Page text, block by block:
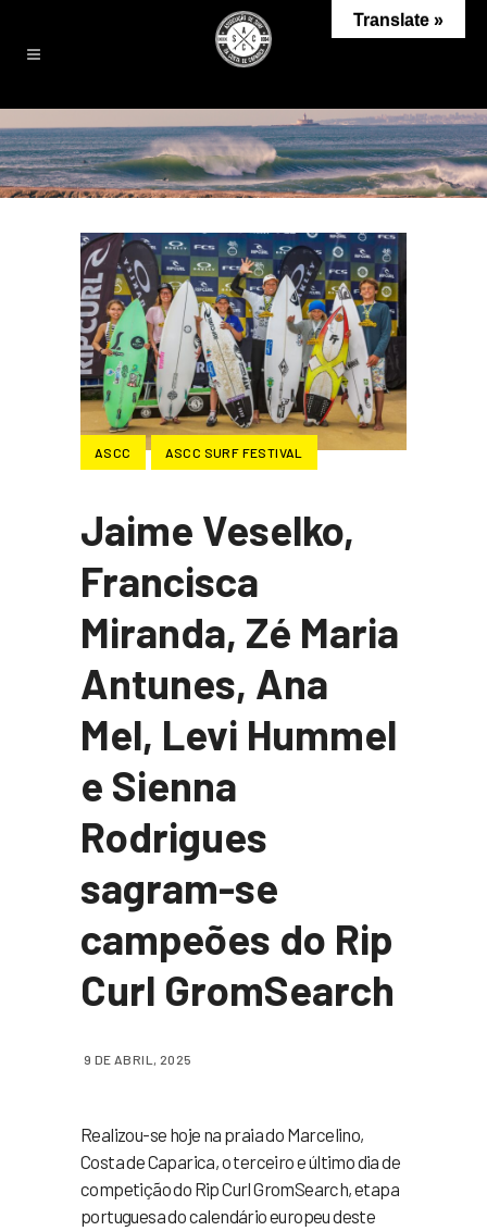
ASCC ASCC SURF FESTIVAL
Jaime Veselko,
Francisca
Miranda, Zé Maria
Antunes, Ana
Mel, Levi Hummel
e Sienna
Rodrigues
sagram-se
campeões do Rip
Curl GromSearch
9 DE ABRIL, 2025
Realizou-se hoje na praia do Marcelino,
Costa de Caparica, o terceiro e último dia de
competição do Rip Curl GromSearch, etapa
portuguesa do calendário europeu deste
Translate »